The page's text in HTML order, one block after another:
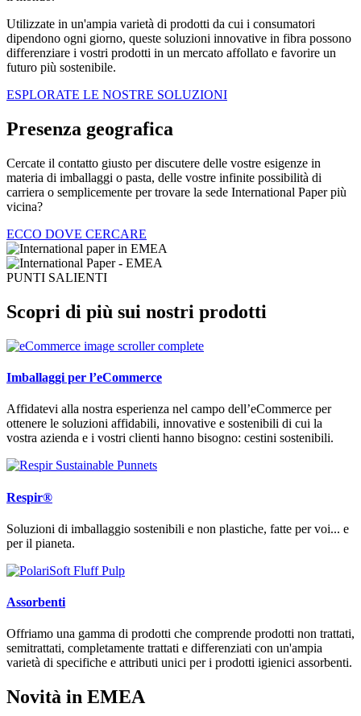
Utilizzate in un'ampia varietà di prodotti da cui i consumatori
dipendono ogni giorno, queste soluzioni innovative in fibra possono
differenziare i vostri prodotti in un mercato affollato e favorire un
futuro più sostenibile.
ESPLORATE LE NOSTRE SOLUZIONI
Presenza geografica
Cercate il contatto giusto per discutere delle vostre esigenze in
materia di imballaggi o pasta, delle vostre infinite possibilità di
carriera o semplicemente per trovare la sede International Paper più
vicina?
ECCO DOVE CERCARE
PUNTI SALIENTI
Scopri di più sui nostri prodotti
Imballaggi per l’eCommerce
Affidatevi alla nostra esperienza nel campo dell’eCommerce per
ottenere le soluzioni affidabili, innovative e sostenibili di cui la
vostra azienda e i vostri clienti hanno bisogno: cestini sostenibili.
Respir®
Soluzioni di imballaggio sostenibili e non plastiche, fatte per voi... e
per il pianeta.
Assorbenti
Offriamo una gamma di prodotti che comprende prodotti non trattati,
semitrattati, completamente trattati e differenziati con un'ampia
varietà di specifiche e attributi unici per i prodotti igienici assorbenti.
Novità in EMEA